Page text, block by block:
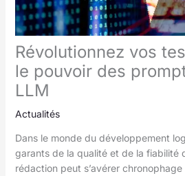
Révolutionnez vos
le pouvoir des
LLM
Actualités
Dans le monde du développement
garants de la qualité et de la fiabilité
rédaction peut s’avérer